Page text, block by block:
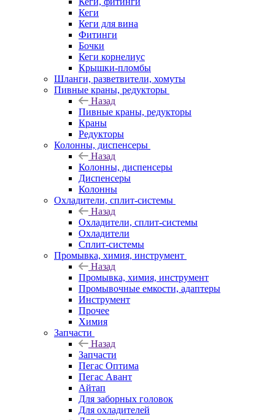
Кеги
Кеги для вина
Фитинги
Бочки
Кеги корнелиус
Крышки-пломбы
Шланги, разветвители, хомуты
Пивные краны, редукторы
Назад
Пивные краны, редукторы
Краны
Редукторы
Колонны, диспенсеры
Назад
Колонны, диспенсеры
Диспенсеры
Колонны
Охладители, сплит-системы
Назад
Охладители, сплит-системы
Охладители
Сплит-системы
Промывка, химия, инструмент
Назад
Промывка, химия, инструмент
Промывочные емкости, адаптеры
Инструмент
Прочее
Химия
Запчасти
Назад
Запчасти
Пегас Оптима
Пегас Авант
Айтап
Для заборных головок
Для охладителей